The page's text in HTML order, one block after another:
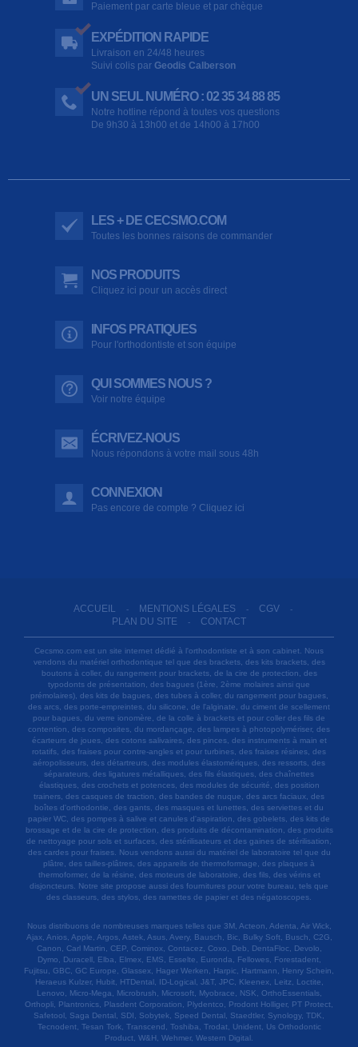
Paiement par carte bleue et par chèque
EXPÉDITION RAPIDE
Livraison en 24/48 heures
Suivi colis par Geodis Calberson
UN SEUL NUMÉRO : 02 35 34 88 85
Notre hotline répond à toutes vos questions
De 9h30 à 13h00 et de 14h00 à 17h00
LES + DE CECSMO.COM
Toutes les bonnes raisons de commander
NOS PRODUITS
Cliquez ici pour un accès direct
INFOS PRATIQUES
Pour l'orthodontiste et son équipe
QUI SOMMES NOUS ?
Voir notre équipe
ÉCRIVEZ-NOUS
Nous répondons à votre mail sous 48h
CONNEXION
Pas encore de compte ? Cliquez ici
ACCUEIL - MENTIONS LÉGALES - CGV -
PLAN DU SITE - CONTACT
Cecsmo.com est un site internet dédié à l'orthodontiste et à son cabinet. Nous
vendons du matériel orthodontique tel que des brackets, des kits brackets, des
boutons à coller, du rangement pour brackets, de la cire de protection, des
typodonts de présentation, des bagues (1ère, 2ème molaires ainsi que
prémolaires), des kits de bagues, des tubes à coller, du rangement pour bagues,
des arcs, des porte-empreintes, du silicone, de l'alginate, du ciment de scellement
pour bagues, du verre ionomère, de la colle à brackets et pour coller des fils de
contention, des composites, du mordançage, des lampes à photopolymériser, des
écarteurs de joues, des cotons salivaires, des pinces, des instruments à main et
rotatifs, des fraises pour contre-angles et pour turbines, des fraises résines, des
aéropolisseurs, des détartreurs, des modules élastomériques, des ressorts, des
séparateurs, des ligatures métalliques, des fils élastiques, des chaînettes
élastiques, des crochets et potences, des modules de sécurité, des position
trainers, des casques de traction, des bandes de nuque, des arcs faciaux, des
boîtes d'orthodontie, des gants, des masques et lunettes, des serviettes et du
papier WC, des pompes à salive et canules d'aspiration, des gobelets, des kits de
brossage et de la cire de protection, des produits de décontamination, des produits
de nettoyage pour sols et surfaces, des stérilisateurs et des gaines de stérilisation,
des cardes pour fraises. Nous vendons aussi du matériel de laboratoire tel que du
plâtre, des tailles-plâtres, des appareils de thermoformage, des plaques à
thermoformer, de la résine, des moteurs de laboratoire, des fils, des vérins et
disjoncteurs. Notre site propose aussi des fournitures pour votre bureau, tels que
des classeurs, des stylos, des ramettes de papier et des négatoscopes.
Nous distribuons de nombreuses marques telles que 3M, Acteon, Adenta, Air Wick,
Ajax, Anios, Apple, Argos, Astek, Asus, Avery, Bausch, Bic, Bulky Soft, Busch, C2G,
Canon, Carl Martin, CEP, Cominox, Contacez, Coxo, Deb, DentaFloc, Devolo,
Dymo, Duracell, Elba, Elmex, EMS, Esselte, Euronda, Fellowes, Forestadent,
Fujitsu, GBC, GC Europe, Glassex, Hager Werken, Harpic, Hartmann, Henry Schein,
Heraeus Kulzer, Hubit, HTDental, ID-Logical, J&T, JPC, Kleenex, Leitz, Loctite,
Lenovo, Micro-Mega, Microbrush, Microsoft, Myobrace, NSK, OrthoEssentials,
Orthopli, Plantronics, Plasdent Corporation, Plydentco, Prodont Holliger, PT Protect,
Safetool, Saga Dental, SDI, Sobytek, Speed Dental, Staedtler, Synology, TDK,
Tecnodent, Tesan Tork, Transcend, Toshiba, Trodat, Unident, Us Orthodontic
Product, W&H, Wehmer, Western Digital.